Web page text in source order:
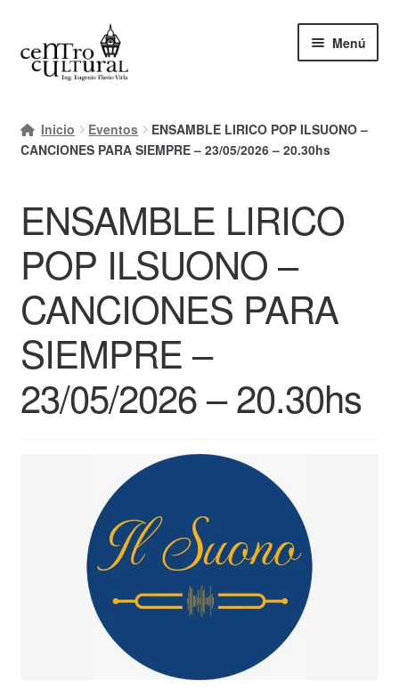
a
al
contenido
Menú
Mi cuenta
Finalizar compra
Ayuda Rapida
Inicio Eventos
ENSAMBLE LIRICO POP ILSUONO –
CANCIONES PARA SIEMPRE – 23/05/2026 – 20.30hs
ENSAMBLE LIRICO
POP ILSUONO –
CANCIONES PARA
SIEMPRE –
23/05/2026 – 20.30hs